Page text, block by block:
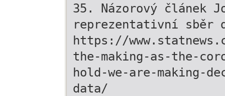
35. Názorový článek
reprezentativní sběr
https://
the-making-as-the-
hold-we-are-making-
data/